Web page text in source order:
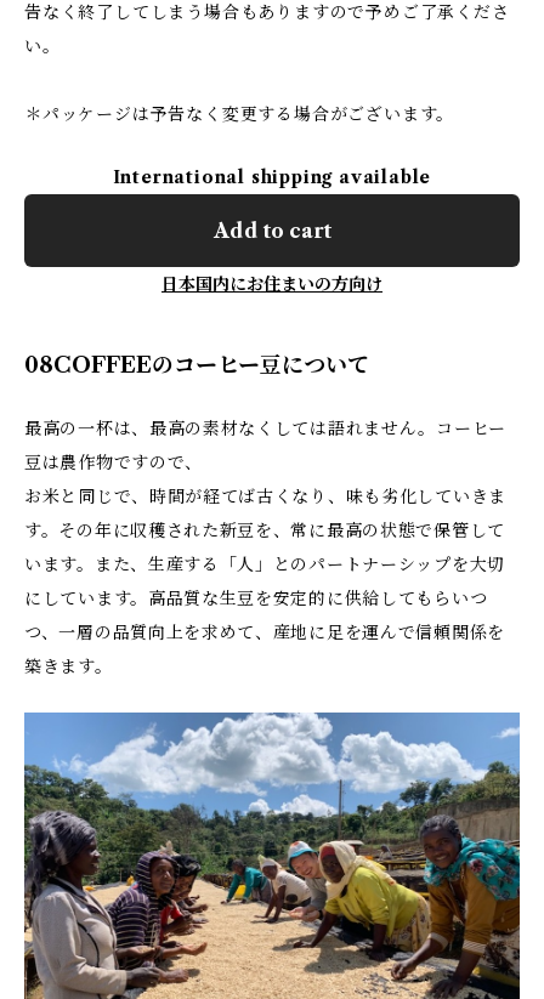
告なく終了してしまう場合もありますので予めご了承くださ
い。
＊パッケージは予告なく変更する場合がございます。
International shipping available
Add to cart
日本国内にお住まいの方向け
08COFFEEのコーヒー豆について
最高の一杯は、最高の素材なくしては語れません。コーヒー
豆は農作物ですので、
お米と同じで、時間が経てば古くなり、味も劣化していきま
す。その年に収穫された新豆を、常に最高の状態で保管して
います。また、生産する「人」とのパートナーシップを大切
にしています。高品質な生豆を安定的に供給してもらいつ
つ、一層の品質向上を求めて、産地に足を運んで信頼関係を
築きます。